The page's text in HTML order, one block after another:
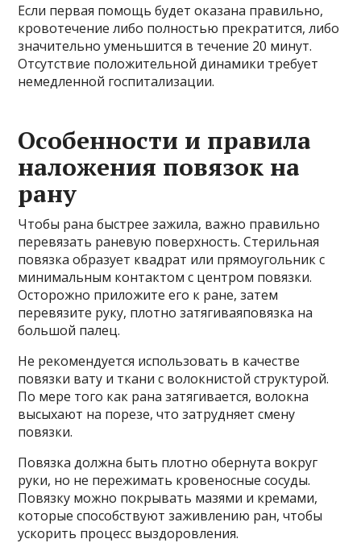
Если первая помощь будет оказана правильно,
кровотечение либо полностью прекратится, либо
значительно уменьшится в течение 20 минут.
Отсутствие положительной динамики требует
немедленной госпитализации.
Особенности и правила
наложения повязок на
рану
Чтобы рана быстрее зажила, важно правильно
перевязать раневую поверхность. Стерильная
повязка образует квадрат или прямоугольник с
минимальным контактом с центром повязки.
Осторожно приложите его к ране, затем
перевязите руку, плотно затягиваяповязка на
большой палец.
Не рекомендуется использовать в качестве
повязки вату и ткани с волокнистой структурой.
По мере того как рана затягивается, волокна
высыхают на порезе, что затрудняет смену
повязки.
Повязка должна быть плотно обернута вокруг
руки, но не пережимать кровеносные сосуды.
Повязку можно покрывать мазями и кремами,
которые способствуют заживлению ран, чтобы
ускорить процесс выздоровления.